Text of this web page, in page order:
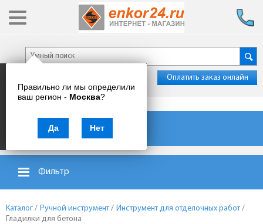
Правильно ли мы определили
ваш регион - Москва?
Да Нет
Оплатить заказ онлайн
Каталог товаров
Фильтр
Каталог / Ручной инструмент/ Инструмент для отделочных работ/
Гладилки для бетона